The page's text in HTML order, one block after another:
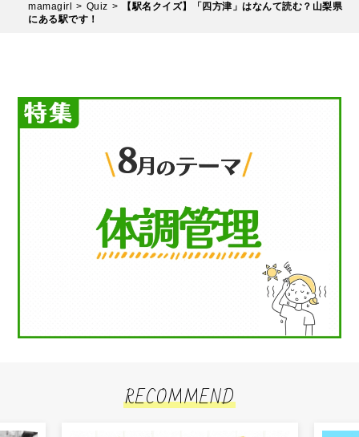
mamagirl Quiz
【駅名クイズ】「四方津」はなんて読む？山梨県
にある駅です！
RECOMMEND